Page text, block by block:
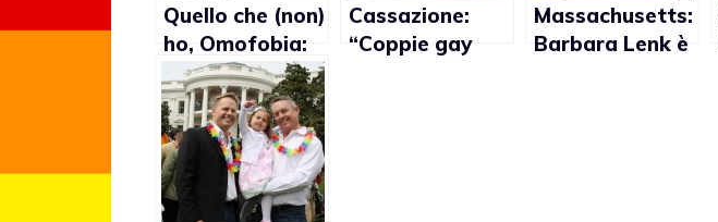
Quello che (non)
ho, Omofobia:
“Legge che
renda giustizia
a tutti”
Cassazione:
“Coppie gay
Massachusetts:
Barbara Lenk è